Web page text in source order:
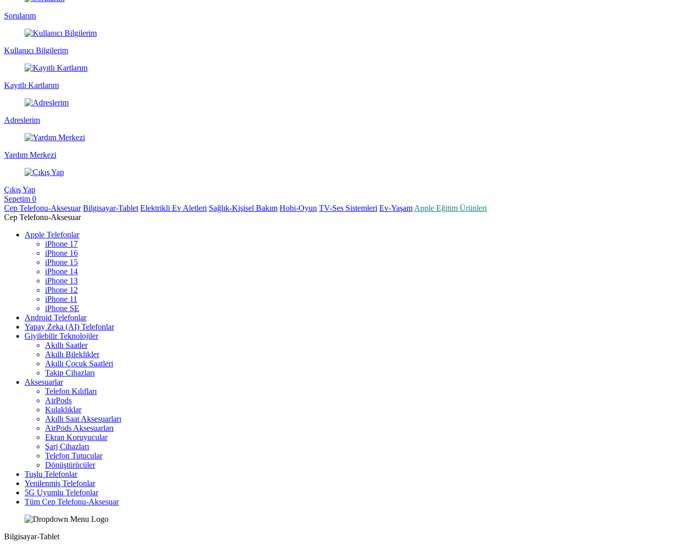
Sorularım
Kullanıcı Bilgilerim
Kayıtlı Kartlarım
Adreslerim
Yardım Merkezi
Çıkış Yap
Sepetim 0
Cep Telefonu-Aksesuar Bilgisayar-Tablet Elektrikli Ev Aletleri Sağlık-Kişisel Bakım Hobi-Oyun TV-Ses Sistemleri Ev-Yaşam Apple Eğitim Ürünleri
Cep Telefonu-Aksesuar
Apple Telefonlar
iPhone 17
iPhone 16
iPhone 15
iPhone 14
iPhone 13
iPhone 12
iPhone 11
iPhone SE
Android Telefonlar
Yapay Zeka (AI) Telefonlar
Giyilebilir Teknolojiler
Akıllı Saatler
Akıllı Bileklikler
Akıllı Çocuk Saatleri
Takip Cihazları
Aksesuarlar
Telefon Kılıfları
AirPods
Kulaklıklar
Akıllı Saat Aksesuarları
AirPods Aksesuarları
Ekran Koruyucular
Şarj Cihazları
Telefon Tutucular
Dönüştürücüler
Tuşlu Telefonlar
Yenilenmiş Telefonlar
5G Uyumlu Telefonlar
Tüm Cep Telefonu-Aksesuar
Bilgisayar-Tablet